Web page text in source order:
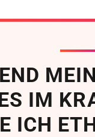
IM
ICH